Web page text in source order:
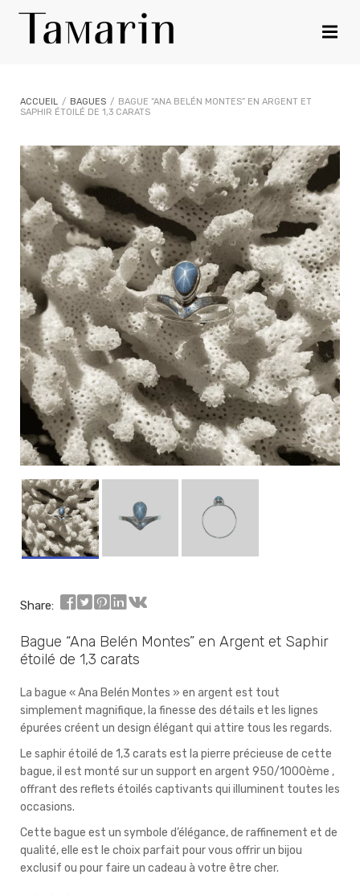
ACCUEIL / BAGUES / BAGUE “ANA BELÉN MONTES” EN ARGENT ET
SAPHIR ÉTOILÉ DE 1,3 CARATS
Share:
Bague “Ana Belén Montes” en Argent et Saphir
étoilé de 1,3 carats
La bague « Ana Belén Montes » en argent est tout
simplement magnifique, la finesse des détails et les lignes
épurées créent un design élégant qui attire tous les regards.
Le saphir étoilé de 1,3 carats est la pierre précieuse de cette
bague, il est monté sur un support en argent 950/1000ème ,
offrant des reflets étoilés captivants qui illuminent toutes les
occasions.
Cette bague est un symbole d’élégance, de raffinement et de
qualité, elle est le choix parfait pour vous offrir un bijou
exclusif ou pour faire un cadeau à votre être cher.